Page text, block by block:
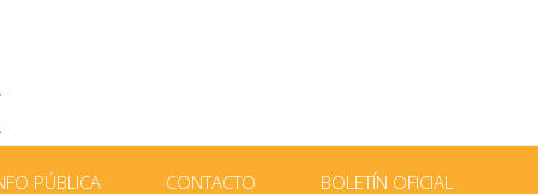
PÚBLICA CONTACTO BOLETÍN OFICIAL